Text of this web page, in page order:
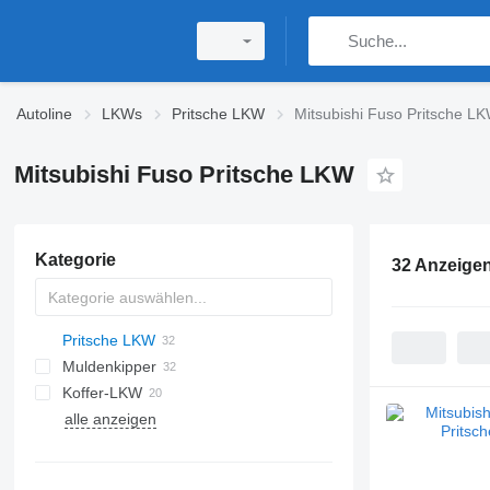
Autoline LKWs Pritsche LKW Mitsubishi Fuso Pritsche
Mitsubishi Fuso Pritsche LKW
Kategorie
Pritsche LKW
Muldenkipper
Koffer-LKW
alle anzeigen
32